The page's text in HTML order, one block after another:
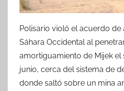
Polisario violó el acuerdo de
Sáhara Occidental al
amortiguamiento de Mijek el
junio, cerca del sistema de
donde saltó sobre un mina